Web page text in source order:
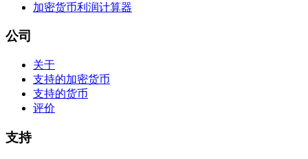
加密货币利润计算器
公司
关于
支持的加密货币
支持的货币
评价
支持